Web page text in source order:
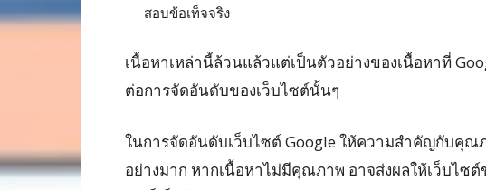
สอบข้อเท็จจริง
เนื้อหาเหล่านี้ล้วนแล้วแต่เป็นตัวอย่างของเนื้อหาที่
ต่อการจัดอันดับของเว็บไซต์นั้นๆ
ในการจัดอันดับเว็บไซต์ Google ให้ความสำคัญกับคุณ
อย่างมาก หากเนื้อหาไม่มีคุณภาพ อาจส่งผลให้เว็บไ